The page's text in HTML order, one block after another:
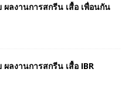
ผลงานการสกรีน เสื้อ เพื่อนกัน
ผลงานการสกรีน เสื้อ IBR